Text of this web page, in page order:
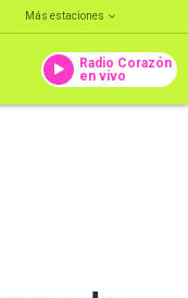
Más estaciones
Radio Corazón
en vivo